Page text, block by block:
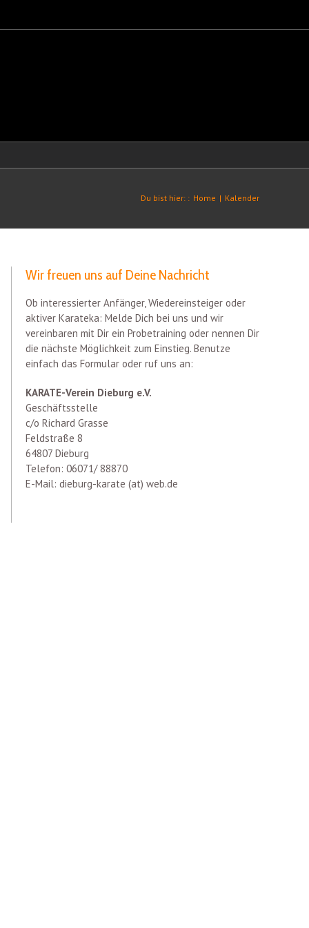
Du bist hier: : Home | Kalender
Wir freuen uns auf Deine Nachricht
Ob interessierter Anfänger, Wiedereinsteiger oder
aktiver Karateka: Melde Dich bei uns und wir
vereinbaren mit Dir ein Probetraining oder nennen Dir
die nächste Möglichkeit zum Einstieg. Benutze
einfach das Formular oder ruf uns an:
KARATE-Verein Dieburg e.V.
Geschäftsstelle
c/o Richard Grasse
Feldstraße 8
64807 Dieburg
Telefon: 06071/ 88870
E-Mail: dieburg-karate (at) web.de